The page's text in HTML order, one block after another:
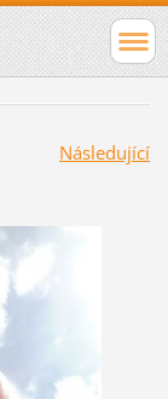
Následující